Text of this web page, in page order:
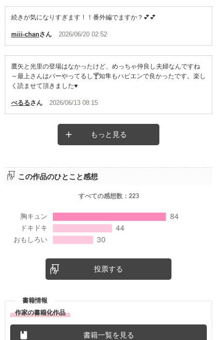
続きが気になりすぎます！！番外編でますか？💕💕
miii-chanさん 2026/06/20 02:52
鷹矢と光里の登場はなかったけど、めっちゃ仲良し夫婦なんですね
～最上さんはバーやってるし🍸知隼もハピエンで良かったです。楽し
く読ませて頂きました♥️
べるるさん 2026/06/13 08:15
もっと見る
この作品のひとこと感想
すべての感想数： 223
投票する
書籍情報
作家の書籍化作品
書籍一覧を見る